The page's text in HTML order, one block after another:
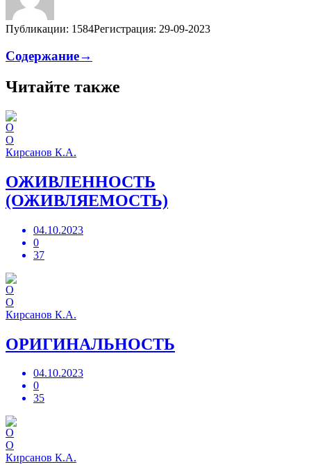
Публикации: 1584Регистрация: 29-09-2023
Содержание→
Читайте также
О
Кирсанов К.А.
ОЖИВЛЕННОСТЬ
(ОЖИВЛЯЕМОСТЬ)
04.10.2023
0
37
О
Кирсанов К.А.
ОРИГИНАЛЬНОСТЬ
04.10.2023
0
35
О
Кирсанов К.А.